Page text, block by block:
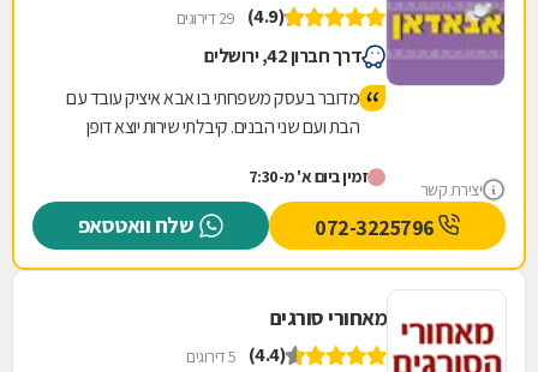
יצירת קשר
(4.9) 29 דירוגים
דרך חברון 42, ירושלים
מדובר בעסק משפחתי בו אבא איציק עובד עם
הבת ועם שני הבנים. קיבלתי שירות יוצא דופן
תוך חצי שעה מוצר שביקשתי וזאת ממש בזול.
טיב המוצר מעולה. כמו כן ביקרתי בחנות שלהם
עם מבחר ענק של רהיטי גן ועוד המון דברים
חיוניים. החנות נמצצת ברחוב הרכב 46.
זמין ביום א' מ-7:30
שלח וואטסאפ
מאחורי סורגים
(4.4) 5 דירוגים